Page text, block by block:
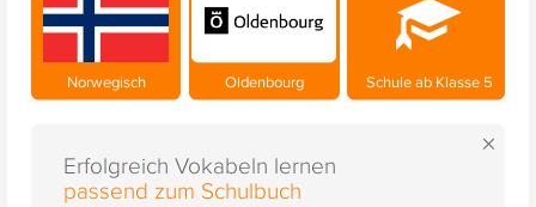
Norwegisch Oldenbourg Schule ab Klasse 5
×
Erfolgreich Vokabeln lernen
passend zum Schulbuch